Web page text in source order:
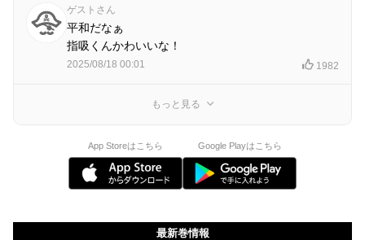
ゲストさん
平和だなぁ
指吸くんかわいいな！
2025/08/18 00:01 1982
もっと見る
App Storeはこちら Google Playはこちら
最新巻情報